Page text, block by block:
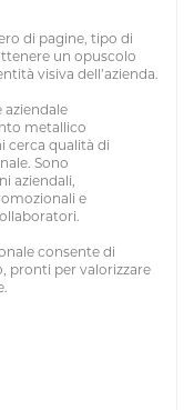
di pagine, tipo di
un opuscolo
visiva dell’azienda.
aziendale
metallico
cerca qualità di
Sono
aziendali,
e
consente di
pronti per valorizzare